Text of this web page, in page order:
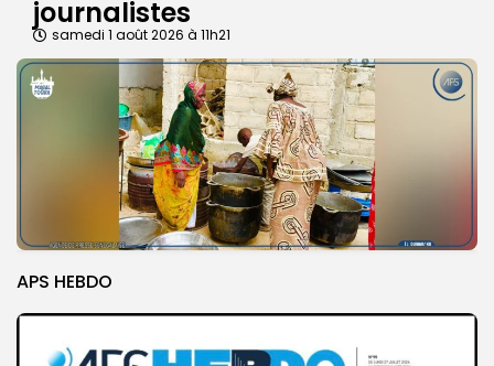
journalistes
samedi 1 août 2026 à 11h21
APS HEBDO